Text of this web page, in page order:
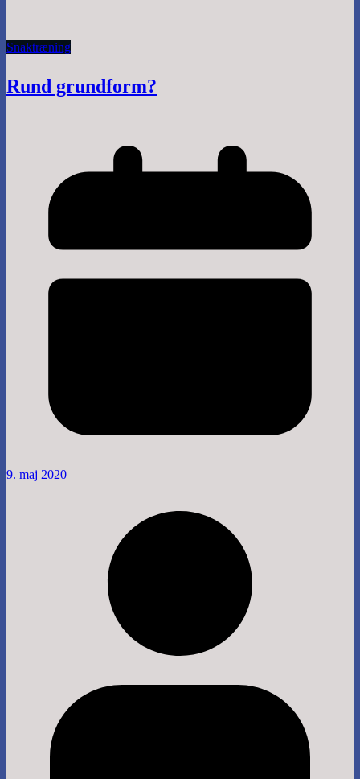
Snaktræning
Rund grundform?
9. maj 2020